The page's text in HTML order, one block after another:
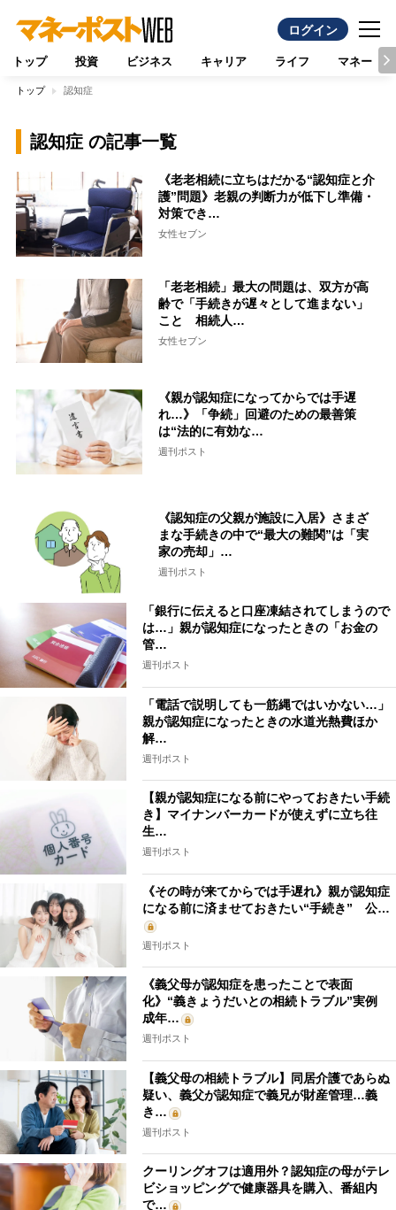
ログイン
トップ 投資 ビジネス キャリア ライフ マネー
トップ 認知症
認知症 の記事一覧
《老老相続に立ちはだかる“認知症と介
護”問題》老親の判断力が低下し準備・
対策でき…
女性セブン
「老老相続」最大の問題は、双方が高
齢で「手続きが遅々として進まない」
こと 相続人…
女性セブン
《親が認知症になってからでは手遅
れ…》「争続」回避のための最善策
は“法的に有効な…
週刊ポスト
《認知症の父親が施設に入居》さまざ
まな手続きの中で“最大の難関”は「実
家の売却」…
週刊ポスト
「銀行に伝えると口座凍結されてしまうので
は…」親が認知症になったときの「お金の
管…
週刊ポスト
「電話で説明しても一筋縄ではいかない…」
親が認知症になったときの水道光熱費ほか
解…
週刊ポスト
【親が認知症になる前にやっておきたい手続
き】マイナンバーカードが使えずに立ち往
生…
週刊ポスト
《その時が来てからでは手遅れ》親が認知症
になる前に済ませておきたい“手続き” 公…
週刊ポスト
《義父母が認知症を患ったことで表面
化》“義きょうだいとの相続トラブル”実例
成年…
週刊ポスト
【義父母の相続トラブル】同居介護であらぬ
疑い、義父が認知症で義兄が財産管理…義
き…
週刊ポスト
クーリングオフは適用外？認知症の母がテレ
ビショッピングで健康器具を購入、番組内
で…